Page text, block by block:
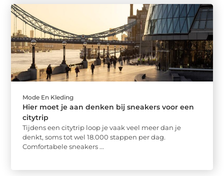
Mode En Kleding
Hier moet je aan denken bij sneakers voor een
citytrip
Tijdens een citytrip loop je vaak veel meer dan je
denkt, soms tot wel 18.000 stappen per dag.
Comfortabele sneakers ...